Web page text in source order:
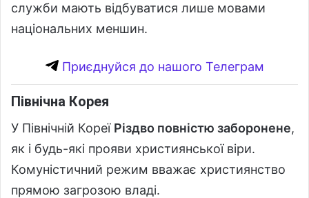
служби мають відбуватися лише мовами
національних меншин.
Приєднуйся до нашого Телеграм
Північна Корея
У Північній Кореї Різдво повністю заборонене,
як і будь-які прояви християнської віри.
Комуністичний режим вважає християнство
прямою загрозою владі.